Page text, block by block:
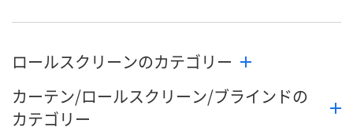
カゴへ カゴへ
ロールスクリーンのカテゴリー
カーテン/ロールスクリーン/ブラインドの
カテゴリー